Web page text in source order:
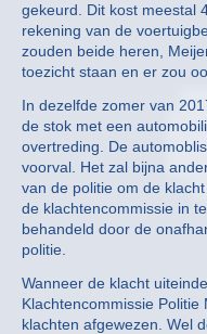
gekeurd. Dit kost meestal
rekening van de
zouden beide heren,
toezicht staan en er zou
In dezelfde zomer van
de stok met een
overtreding. De
voorval. Het zal bijna
van de politie om de
de klachtencommissie in
behandeld door de
politie.
Wanneer de klacht
Klachtencommissie
klachten afgewezen. Wel